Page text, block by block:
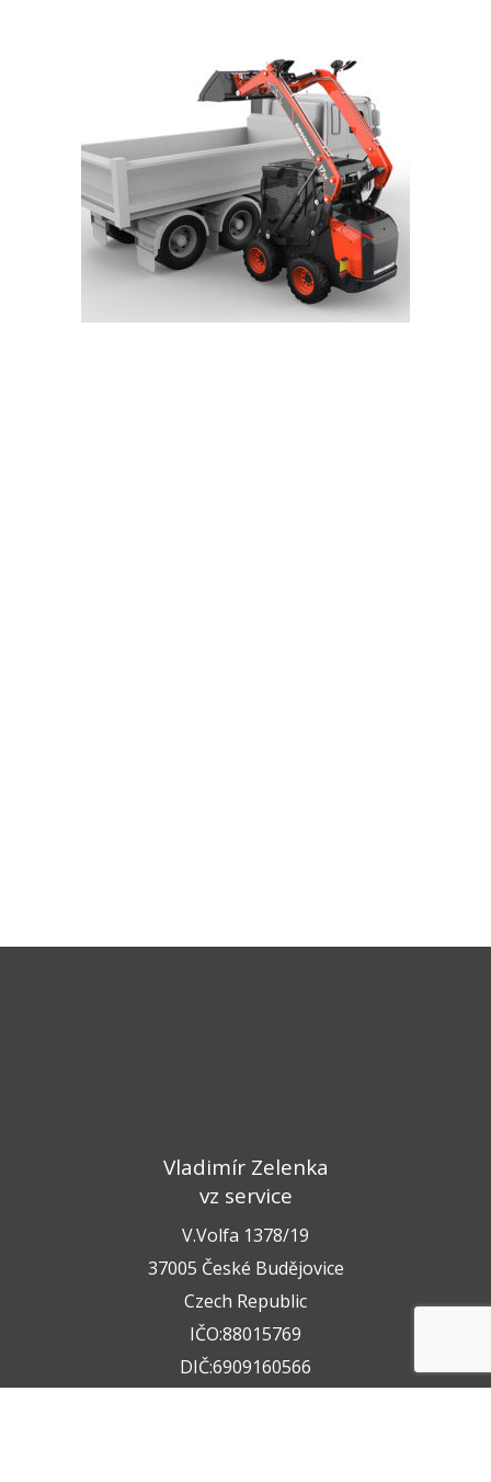
Vladimír Zelenka
vz service
V.Volfa 1378/19
37005 České Budějovice
Czech Republic
IČO:88015769
DIČ:6909160566